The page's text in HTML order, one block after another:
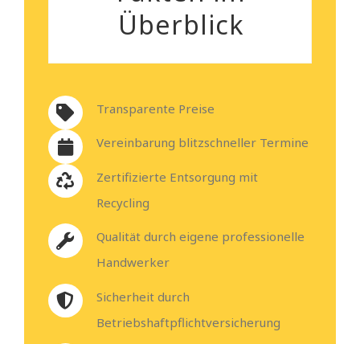
Überblick
Transparente Preise
Vereinbarung blitzschneller Termine
Zertifizierte Entsorgung mit
Recycling
Qualität durch eigene professionelle
Handwerker
Sicherheit durch
Betriebshaftpflichtversicherung